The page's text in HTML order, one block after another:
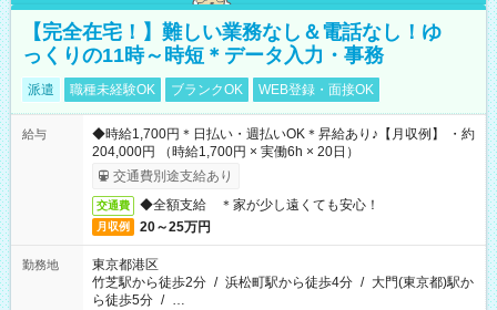
【完全在宅！】難しい業務なし＆電話なし！ゆ
っくりの11時～時短＊データ入力・事務
派遣 職種未経験OK ブランクOK WEB登録・面接OK
給与
◆時給1,700円＊日払い・週払いOK＊昇給あり♪【月収例】 ・約
204,000円 （時給1,700円 × 実働6h × 20日）
交通費別途支給あり
交通費 ◆全額支給 ＊家が少し遠くても安心！
月収例 20～25万円
勤務地
東京都港区
竹芝駅から徒歩2分 / 浜松町駅から徒歩4分 / 大門(東京都)駅か
ら徒歩5分 / …